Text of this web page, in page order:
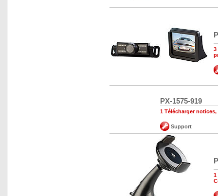
3
PX-1575-919
1 Télécharger
Support
1